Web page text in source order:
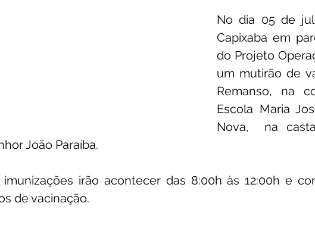
Esporte
Comunidade Saúde
No dia 05 de
Capixaba em
do Projeto
um mutirão de
Remanso, na
Escola Maria
Nova,  na
João Paraíba.
imunizações irão acontecer das 8:00h às 12:00h e
de vacinação.